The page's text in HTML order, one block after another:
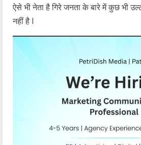
ऐसे भी नेता है गिरे जनता के बारे में कुछ भी
नहीं है l